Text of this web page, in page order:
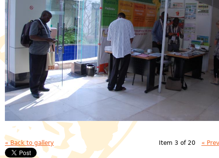
« Back to gallery Item 3 of 20 «